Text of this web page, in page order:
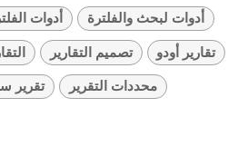
أدوات
أدوات لبحث والفلترة
تصميم التقارير
تقارير أودو
تقرير
محددات التقرير